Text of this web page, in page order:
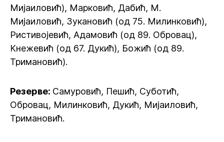
Мијаиловић), Марковић, Дабић, М.
Мијаиловић, Зукановић (од 75. Милинковић),
Ристивојевић, Адамовић (од 89. Обровац),
Кнежевић (од 67. Дукић), Божић (од 89.
Тримановић).
Резерве: Самуровић, Пешић, Суботић,
Обровац, Милинковић, Дукић, Мијаиловић,
Тримановић.